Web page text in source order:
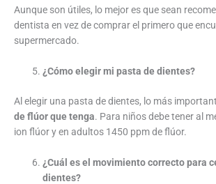
Aunque son útiles, lo mejor es que sean
dentista en vez de comprar el primero que
supermercado.
¿Cómo elegir mi pasta de dientes?
Al elegir una pasta de dientes, lo más
de flúor que tenga. Para niños debe tener al
ion flúor y en adultos 1450 ppm de flúor.
¿Cuál es el movimiento correcto para
dientes?